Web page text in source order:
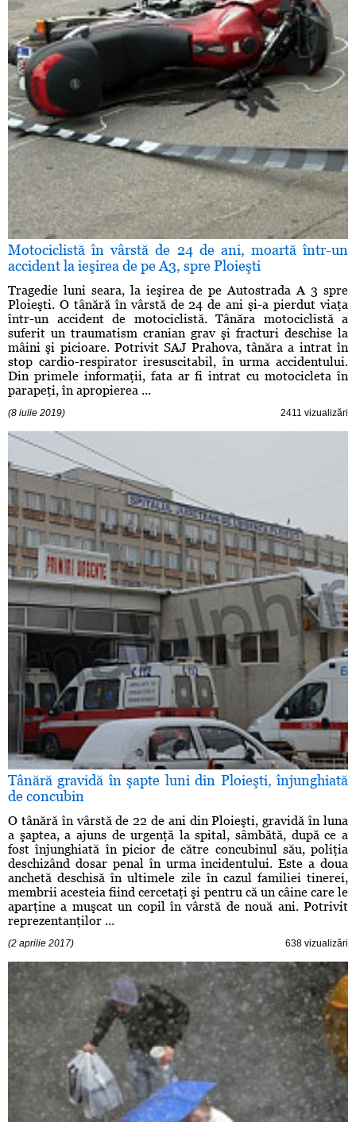
Motociclistă în vârstă de 24 de ani, moartă într-un
accident la ieşirea de pe A3, spre Ploieşti
Tragedie luni seara, la ieşirea de pe Autostrada A 3 spre
Ploieşti. O tânără în vârstă de 24 de ani şi-a pierdut viaţa
într-un accident de motociclistă. Tânăra motociclistă a
suferit un traumatism cranian grav şi fracturi deschise la
mâini şi picioare. Potrivit SAJ Prahova, tânăra a intrat în
stop cardio-respirator iresuscitabil, în urma accidentului.
Din primele informaţii, fata ar fi intrat cu motocicleta în
parapeţi, în apropierea ...
(8 iulie 2019) 2411 vizualizări
Tânără gravidă în şapte luni din Ploieşti, înjunghiată
de concubin
O tânără în vârstă de 22 de ani din Ploieşti, gravidă în luna
a şaptea, a ajuns de urgenţă la spital, sâmbătă, după ce a
fost înjunghiată în picior de către concubinul său, poliţia
deschizând dosar penal în urma incidentului. Este a doua
anchetă deschisă în ultimele zile în cazul familiei tinerei,
membrii acesteia fiind cercetaţi şi pentru că un câine care le
aparţine a muşcat un copil în vârstă de nouă ani. Potrivit
reprezentanţilor ...
(2 aprilie 2017) 638 vizualizări